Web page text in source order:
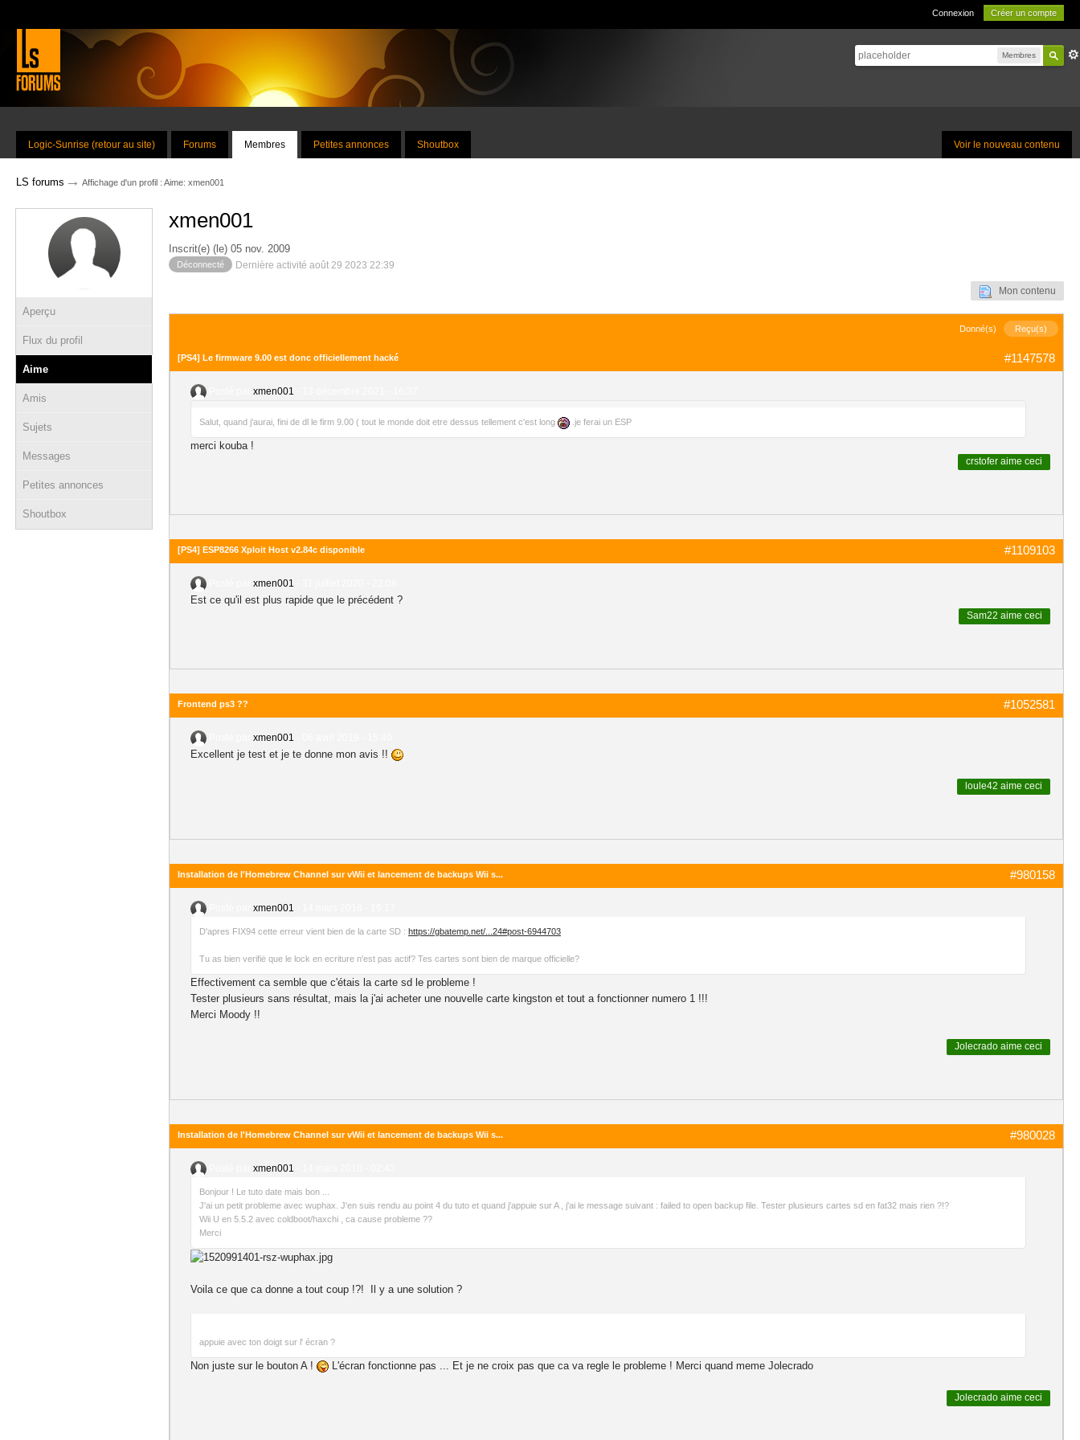
Connexion Créer un compte
Membres
Voir le nouveau contenu
Logic-Sunrise (retour au site) Forums Membres Petites annonces Shoutbox
LS forums → Affichage d'un profil : Aime: xmen001
Aperçu
Flux du profil
Aime
Amis
Sujets
Messages
Petites annonces
Shoutbox
xmen001
Inscrit(e) (le) 05 nov. 2009
Déconnecté Dernière activité août 29 2023 22:39
Mon contenu
Donné(s) Reçu(s)
#1147578
[PS4] Le firmware 9.00 est donc officiellement hacké
xmen001
Salut, quand j'aurai, fini de dl le firm 9.00 ( tout le monde doit etre dessus tellement c'est long .je ferai un ESP
merci kouba !
crstofer aime ceci
#1109103
[PS4] ESP8266 Xploit Host v2.84c disponible
xmen001
Est ce qu'il est plus rapide que le précédent ?
Sam22 aime ceci
#1052581
Frontend ps3 ??
xmen001
Excellent je test et je te donne mon avis !!
loule42 aime ceci
#980158
Installation de l'Homebrew Channel sur vWii et lancement de backups Wii s...
xmen001
D'apres FIX94 cette erreur vient bien de la carte SD : https://gbatemp.net/...24#post-6944703
Tu as bien verifiė que le lock en ecriture n'est pas actif? Tes cartes sont bien de marque officielle?
Effectivement ca semble que c'étais la carte sd le probleme !
Tester plusieurs sans résultat, mais la j'ai acheter une nouvelle carte kingston et tout a fonctionner numero 1 !!!
Merci Moody !!
Jolecrado aime ceci
#980028
Installation de l'Homebrew Channel sur vWii et lancement de backups Wii s...
xmen001
Bonjour ! Le tuto date mais bon ...
J'ai un petit probleme avec wuphax. J'en suis rendu au point 4 du tuto et quand j'appuie sur A , j'ai le message suivant : failed to open backup file. Tester plusieurs cartes sd en fat32 mais rien ?!?
Wii U en 5.5.2 avec coldboot/haxchi , ca cause probleme ??
Merci
Voila ce que ca donne a tout coup !?! Il y a une solution ?
appuie avec ton doigt sur l' écran ?
Non juste sur le bouton A ! L'écran fonctionne pas ... Et je ne croix pas que ca va regle le probleme ! Merci quand meme Jolecrado
Jolecrado aime ceci